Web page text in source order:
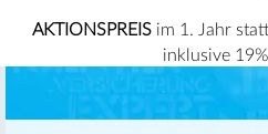
AKTIONSPREIS im 1. Jahr statt
inklusive